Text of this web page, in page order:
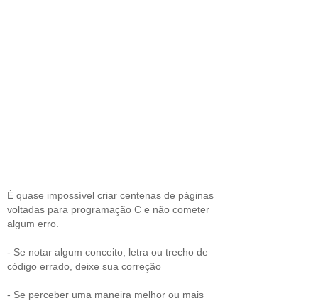
É quase impossível criar centenas de páginas
voltadas para programação C e não cometer
algum erro.
- Se notar algum conceito, letra ou trecho de
código errado, deixe sua correção
- Se perceber uma maneira melhor ou mais